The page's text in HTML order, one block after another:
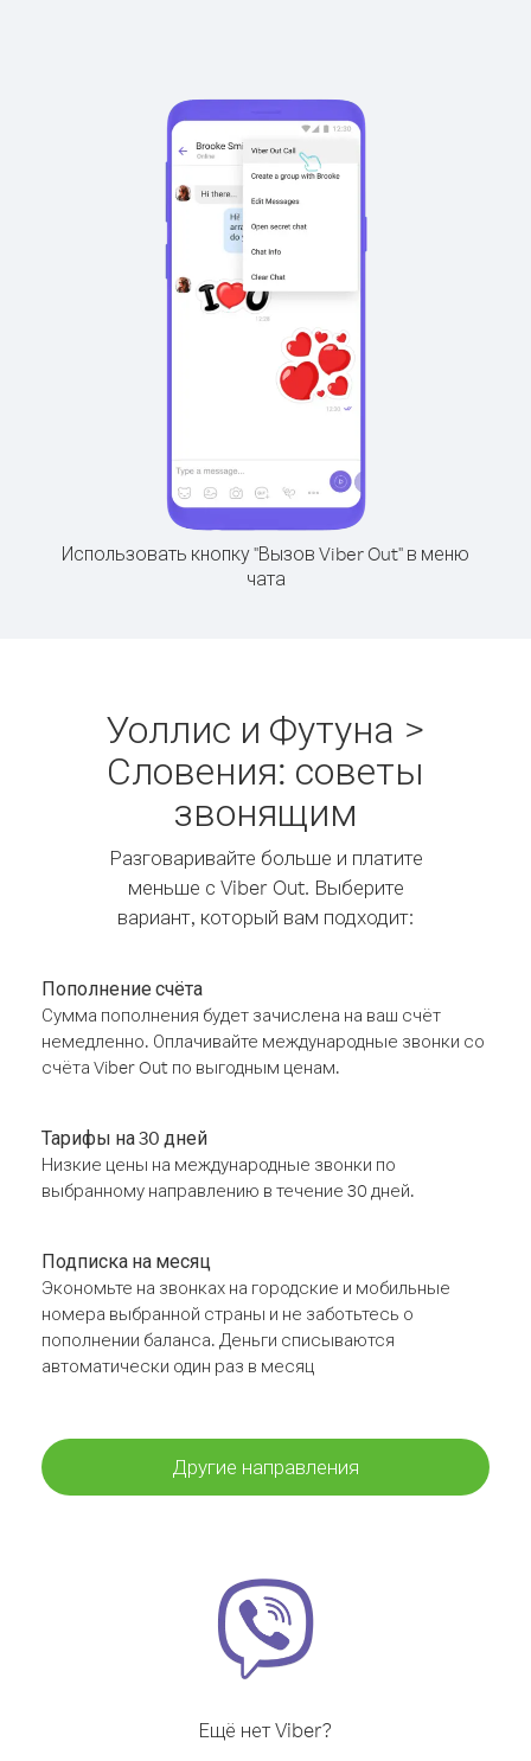
Использовать кнопку "Вызов Viber Out" в меню
чата
Уоллис и Футуна >
Словения: советы
звонящим
Разговаривайте больше и платите
меньше с Viber Out. Выберите
вариант, который вам подходит:
Пополнение счёта
Сумма пополнения будет зачислена на ваш счёт
немедленно. Оплачивайте международные звонки со
счёта Viber Out по выгодным ценам.
Тарифы на 30 дней
Низкие цены на международные звонки по
выбранному направлению в течение 30 дней.
Подписка на месяц
Экономьте на звонках на городские и мобильные
номера выбранной страны и не заботьтесь о
пополнении баланса. Деньги списываются
автоматически один раз в месяц
Другие направления
Ещё нет Viber?